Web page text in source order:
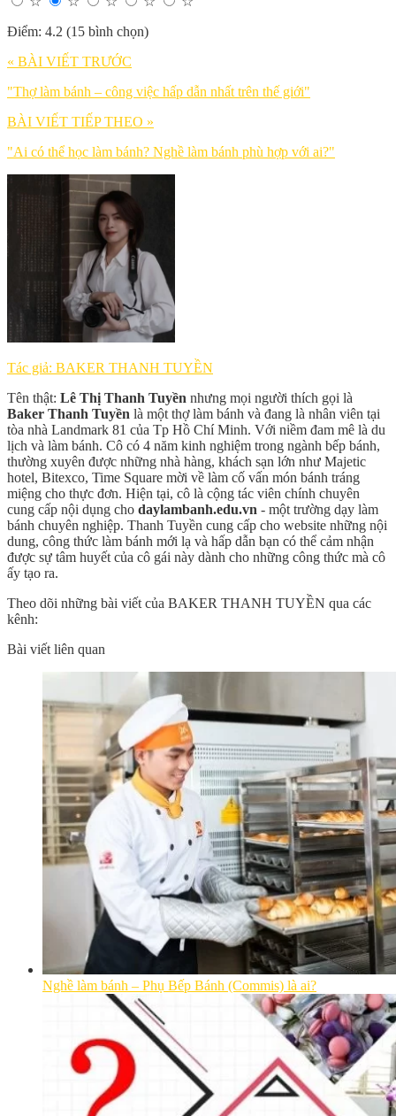
Điểm: 4.2 (15 bình chọn)
« BÀI VIẾT TRƯỚC
"Thợ làm bánh – công việc hấp dẫn nhất trên thế giới"
BÀI VIẾT TIẾP THEO »
"Ai có thể học làm bánh? Nghề làm bánh phù hợp với ai?"
Tác giả: BAKER THANH TUYỀN
Tên thật: Lê Thị Thanh Tuyền nhưng mọi người thích gọi là
Baker Thanh Tuyền là một thợ làm bánh và đang là nhân viên tại
tòa nhà Landmark 81 của Tp Hồ Chí Minh. Với niềm đam mê là du
lịch và làm bánh. Cô có 4 năm kinh nghiệm trong ngành bếp bánh,
thường xuyên được những nhà hàng, khách sạn lớn như Majetic
hotel, Bitexco, Time Square mời về làm cố vấn món bánh tráng
miệng cho thực đơn. Hiện tại, cô là cộng tác viên chính chuyên
cung cấp nội dụng cho daylambanh.edu.vn - một trường dạy làm
bánh chuyên nghiệp. Thanh Tuyền cung cấp cho website những nội
dung, công thức làm bánh mới lạ và hấp dẫn bạn có thể cảm nhận
được sự tâm huyết của cô gái này dành cho những công thức mà cô
ấy tạo ra.
Theo dõi những bài viết của BAKER THANH TUYỀN qua các
kênh:
Bài viết liên quan
Nghề làm bánh – Phụ Bếp Bánh (Commis) là ai?